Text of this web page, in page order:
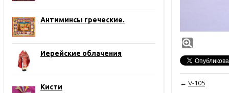
Антиминсы греческие.
Иерейские облачения
Кисти ← V-105